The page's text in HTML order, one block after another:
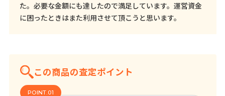
た。必要な金額にも達したので満足しています。運営資金
に困ったときはまた利用させて頂こうと思います。
この商品の査定ポイント